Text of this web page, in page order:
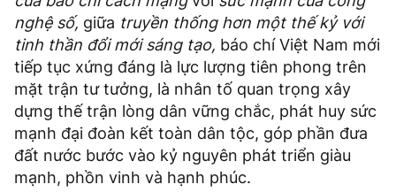
nghệ số, giữa truyền thống hơn một thế kỷ với
tinh thần đổi mới sáng tạo, báo chí Việt Nam mới
tiếp tục xứng đáng là lực lượng tiên phong trên
mặt trận tư tưởng, là nhân tố quan trọng xây
dựng thế trận lòng dân vững chắc, phát huy sức
mạnh đại đoàn kết toàn dân tộc, góp phần đưa
đất nước bước vào kỷ nguyên phát triển giàu
mạnh, phồn vinh và hạnh phúc.